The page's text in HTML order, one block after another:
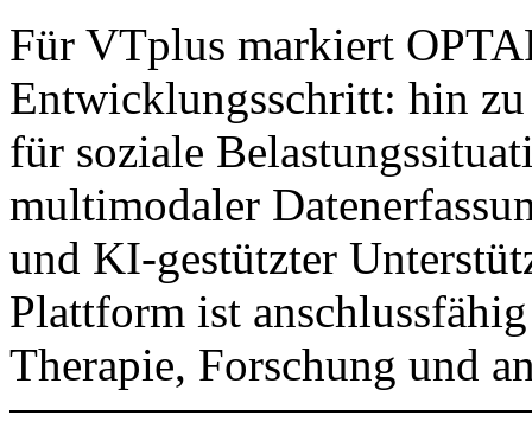
Für VTplus markiert
Entwicklungsschritt: hin
für soziale
multimodaler
und KI-gestützter
Plattform ist
Therapie, Forschung und